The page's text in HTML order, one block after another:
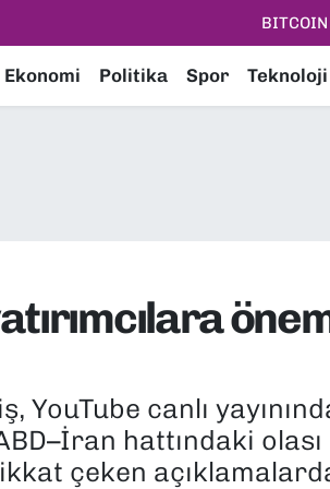
Ekonomi Politika Spor Teknoloji
YouTube canlı
hattındaki
çeken